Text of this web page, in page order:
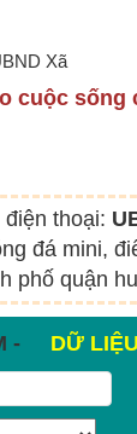
Xã
cuộc sống
thoại:
đá mini,
phố quận
- DỮ